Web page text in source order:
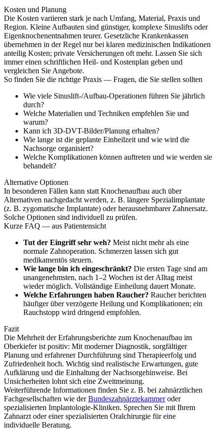
Kosten und Planung
Die Kosten variieren stark je nach Umfang, Material, Praxis und
Region. Kleine Aufbauten sind günstiger, komplexe Sinuslifts oder
Eigenknochenentnahmen teurer. Gesetzliche Krankenkassen
übernehmen in der Regel nur bei klaren medizinischen Indikationen
anteilig Kosten; private Versicherungen oft mehr. Lassen Sie sich
immer einen schriftlichen Heil- und Kostenplan geben und
vergleichen Sie Angebote.
So finden Sie die richtige Praxis — Fragen, die Sie stellen sollten
Wie viele Sinuslift-/Aufbau-Operationen führen Sie jährlich
durch?
Welche Materialien und Techniken empfehlen Sie und
warum?
Kann ich 3D-DVT-Bilder/Planung erhalten?
Wie lange ist die geplante Einheilzeit und wie wird die
Nachsorge organisiert?
Welche Komplikationen können auftreten und wie werden sie
behandelt?
Alternative Optionen
In besonderen Fällen kann statt Knochenaufbau auch über
Alternativen nachgedacht werden, z. B. längere Spezialimplantate
(z. B. zygomatische Implantate) oder herausnehmbarer Zahnersatz.
Solche Optionen sind individuell zu prüfen.
Kurze FAQ — aus Patientensicht
Tut der Eingriff sehr weh? Meist nicht mehr als eine
normale Zahnoperation. Schmerzen lassen sich gut
medikamentös steuern.
Wie lange bin ich eingeschränkt? Die ersten Tage sind am
unangenehmsten, nach 1–2 Wochen ist der Alltag meist
wieder möglich. Vollständige Einheilung dauert Monate.
Welche Erfahrungen haben Raucher? Raucher berichten
häufiger über verzögerte Heilung und Komplikationen; ein
Rauchstopp wird dringend empfohlen.
Fazit
Die Mehrheit der Erfahrungsberichte zum Knochenaufbau im
Oberkiefer ist positiv: Mit moderner Diagnostik, sorgfältiger
Planung und erfahrener Durchführung sind Therapieerfolg und
Zufriedenheit hoch. Wichtig sind realistische Erwartungen, gute
Aufklärung und die Einhaltung der Nachsorgehinweise. Bei
Unsicherheiten lohnt sich eine Zweitmeinung.
Weiterführende Informationen finden Sie z. B. bei zahnärztlichen
Fachgesellschaften wie derBundeszahnärztekammeroder
spezialisierten Implantologie-Kliniken. Sprechen Sie mit Ihrem
Zahnarzt oder einer spezialisierten Oralchirurgie für eine
individuelle Beratung.